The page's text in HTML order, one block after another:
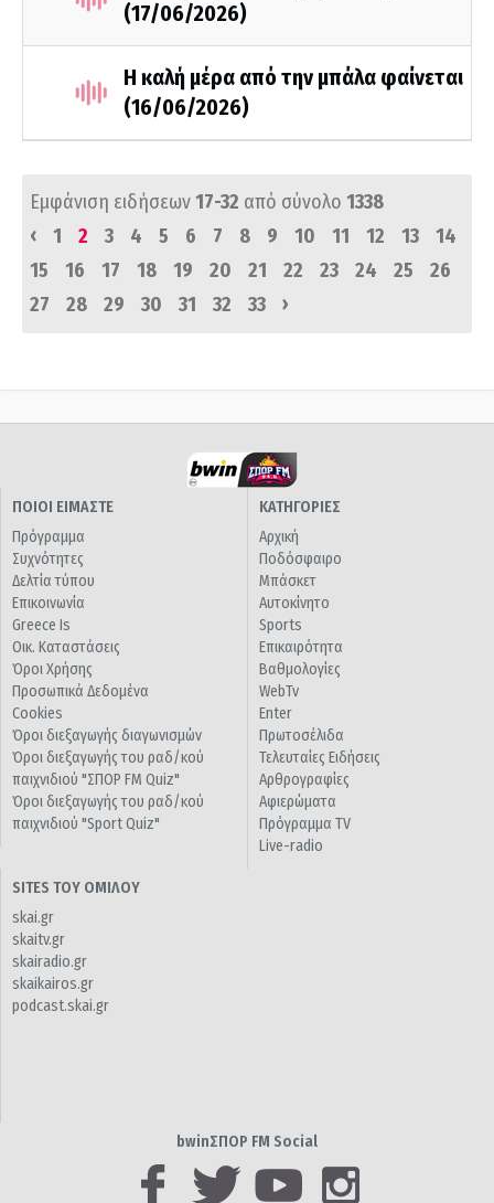
(17/06/2026)
Η καλή μέρα από την μπάλα φαίνεται
(16/06/2026)
Εμφάνιση ειδήσεων17-32 από σύνολο 1338
‹
1 2 3 4 5 6 7 8 9 10 11 12 13
14
15
16 17 18 19 20 21 22 23 24 25
26
27
28 29 30 31 32 33 ›
ΠΟΙΟΙ ΕΙΜΑΣΤΕ
Πρόγραμμα
Συχνότητες
Δελτία τύπου
Επικοινωνία
Greece Is
Οικ. Καταστάσεις
Όροι Χρήσης
Προσωπικά Δεδομένα
Cookies
Όροι διεξαγωγής διαγωνισμών
Όροι διεξαγωγής του ραδ/κού
παιχνιδιού "ΣΠΟΡ FM Quiz"
Όροι διεξαγωγής του ραδ/κού
παιχνιδιού "Sport Quiz"
ΚΑΤΗΓΟΡΙΕΣ
Αρχική
Ποδόσφαιρο
Μπάσκετ
Αυτοκίνητο
Sports
Επικαιρότητα
Βαθμολογίες
WebTv
Enter
Πρωτοσέλιδα
Τελευταίες Ειδήσεις
Αρθρογραφίες
Αφιερώματα
Πρόγραμμα TV
Live-radio
SITES ΤΟΥ ΟΜΙΛΟΥ
skai.gr
skaitv.gr
skairadio.gr
skaikairos.gr
podcast.skai.gr
bwinΣΠΟΡ FM Social